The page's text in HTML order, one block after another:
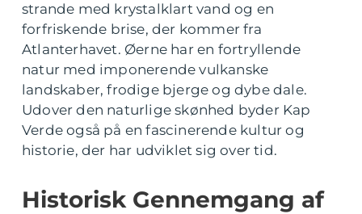
strande med krystalklart vand og en
forfriskende brise, der kommer fra
Atlanterhavet. Øerne har en fortryllende
natur med imponerende vulkanske
landskaber, frodige bjerge og dybe dale.
Udover den naturlige skønhed byder Kap
Verde også på en fascinerende kultur og
historie, der har udviklet sig over tid.
Historisk Gennemgang af